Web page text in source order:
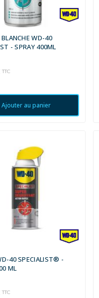
BLANCHE WD-40
- SPRAY 400ML
TTC
Ajouter au panier
40 SPECIALIST® -
ML
TTC